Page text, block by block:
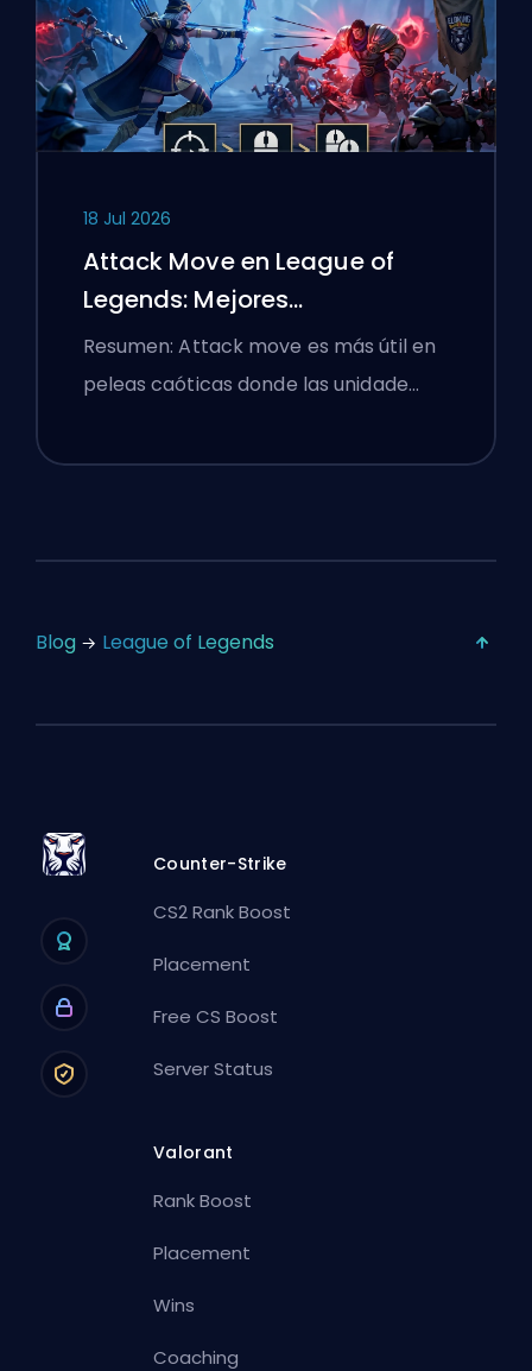
18 Jul 2026
Attack Move en League of
Legends: Mejores
Configuraciones
Resumen: Attack move es más útil en
peleas caóticas donde las unidade…
Blog League of Legends
Counter-Strike
CS2 Rank Boost
Placement
Free CS Boost
Server Status
Valorant
Rank Boost
Placement
Wins
Coaching